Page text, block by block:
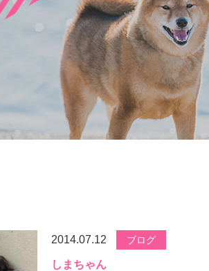
2014.07.12 ブログ
しまちゃん